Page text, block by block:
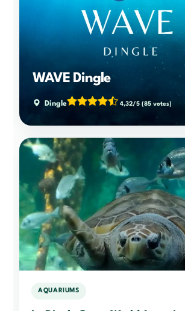
WAVE Dingle
Dingle 4,32/5(85 votes)
AQUARIUMS